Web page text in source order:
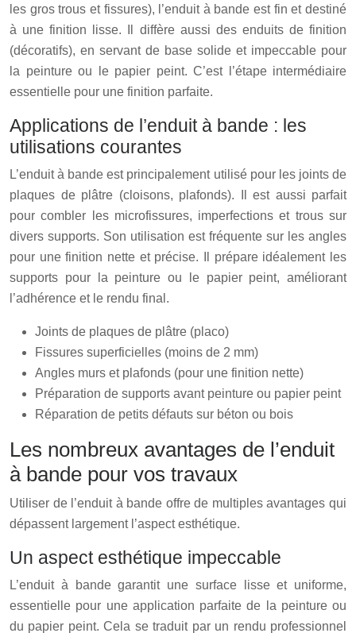
les gros trous et fissures), l’enduit à bande est fin et destiné
à une finition lisse. Il diffère aussi des enduits de finition
(décoratifs), en servant de base solide et impeccable pour
la peinture ou le papier peint. C’est l’étape intermédiaire
essentielle pour une finition parfaite.
Applications de l’enduit à bande : les
utilisations courantes
L’enduit à bande est principalement utilisé pour les joints de
plaques de plâtre (cloisons, plafonds). Il est aussi parfait
pour combler les microfissures, imperfections et trous sur
divers supports. Son utilisation est fréquente sur les angles
pour une finition nette et précise. Il prépare idéalement les
supports pour la peinture ou le papier peint, améliorant
l’adhérence et le rendu final.
Joints de plaques de plâtre (placo)
Fissures superficielles (moins de 2 mm)
Angles murs et plafonds (pour une finition nette)
Préparation de supports avant peinture ou papier peint
Réparation de petits défauts sur béton ou bois
Les nombreux avantages de l’enduit
à bande pour vos travaux
Utiliser de l’enduit à bande offre de multiples avantages qui
dépassent largement l’aspect esthétique.
Un aspect esthétique impeccable
L’enduit à bande garantit une surface lisse et uniforme,
essentielle pour une application parfaite de la peinture ou
du papier peint. Cela se traduit par un rendu professionnel